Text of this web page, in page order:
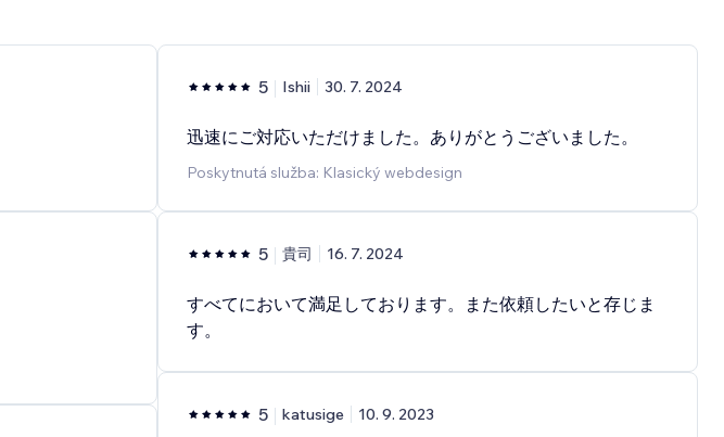
5 Ishii 30. 7. 2024
迅速にご対応いただけました。ありがとうございました。
Poskytnutá služba: Klasický webdesign
5 貴司 16. 7. 2024
すべてにおいて満足しております。また依頼したいと存じま
す。
5 katusige 10. 9. 2023